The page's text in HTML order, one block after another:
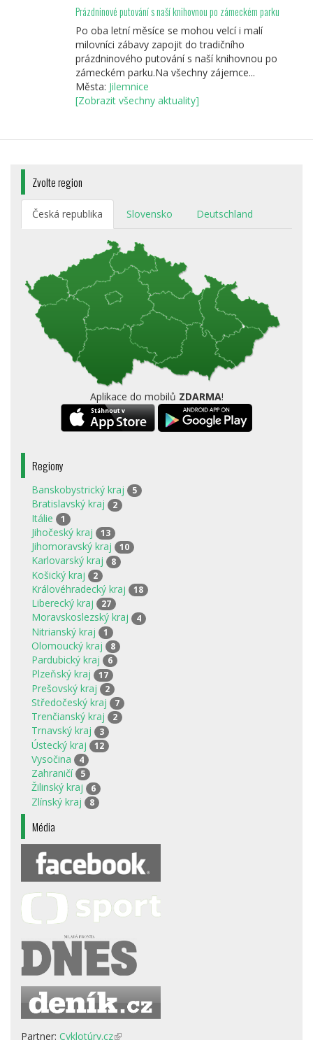
Prázdninové putování s naší knihovnou po zámeckém parku
Po oba letní měsíce se mohou velcí i malí
milovníci zábavy zapojit do tradičního
prázdninového putování s naší knihovnou po
zámeckém parku.Na všechny zájemce...
Města: Jilemnice
[Zobrazit všechny aktuality]
Zvolte region
Česká republika Slovensko Deutschland
Aplikace do mobilů ZDARMA!
Regiony
Banskobystrický kraj 5
Bratislavský kraj 2
Itálie 1
Jihočeský kraj 13
Jihomoravský kraj 10
Karlovarský kraj 8
Košický kraj 2
Královéhradecký kraj 18
Liberecký kraj 27
Moravskoslezský kraj 4
Nitrianský kraj 1
Olomoucký kraj 8
Pardubický kraj 6
Plzeňský kraj 17
Prešovský kraj 2
Středočeský kraj 7
Trenčianský kraj 2
Trnavský kraj 3
Ústecký kraj 12
Vysočina 4
Zahraničí 5
Žilinský kraj 6
Zlínský kraj 8
Média
Partner: Cyklotúry.cz(odkaz